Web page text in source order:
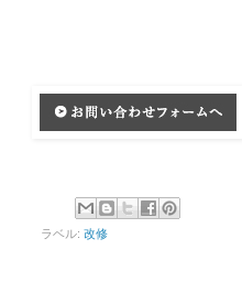
ラベル: 改修